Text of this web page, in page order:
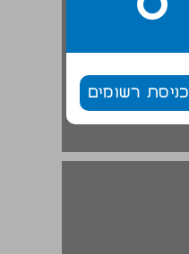
כניסת רשומים